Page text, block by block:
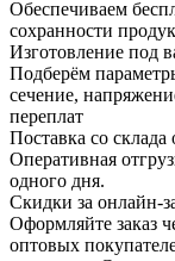
Обеспечиваем
сохранности
Изготовление под
Подберём
сечение,
переплат
Поставка со склада
Оперативная
одного дня.
Скидки за онлайн-
Оформляйте заказ
оптовых